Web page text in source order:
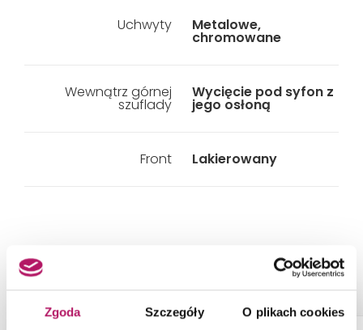
Zgoda Szczegóły O plikach cookies
Uchwyty Metalowe,
chromowane
Wewnątrz górnej
szuflady
Wycięcie pod syfon z
jego osłoną
Front Lakierowany
PRODUKTY Z KOLEKCJI